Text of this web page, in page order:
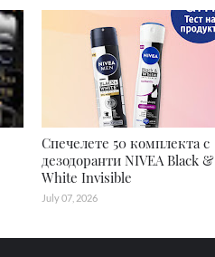
Спечелете 50 комплекта с
дезодоранти NIVEA Black &
White Invisible
July 07, 2026